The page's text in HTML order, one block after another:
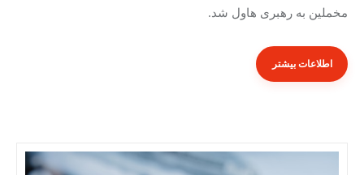
پادکست‌ها
ویدئوها
مخملین به رهبری هاول شد.
اطلاعات بیشتر